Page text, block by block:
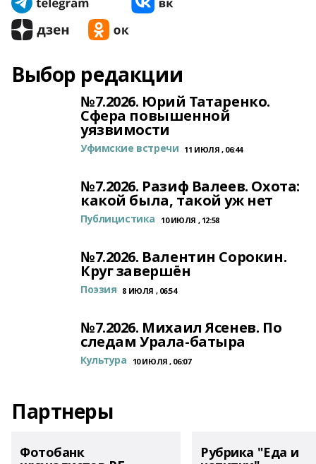
Выбор редакции
№7.2026. Юрий Татаренко.
Сфера повышенной
уязвимости
Уфимские встречи 11 ИЮЛЯ , 06:44
№7.2026. Разиф Валеев. Охота:
какой была, такой уж нет
Публицистика 10 ИЮЛЯ , 12:58
№7.2026. Валентин Сорокин.
Круг завершён
Поэзия 8 ИЮЛЯ , 06:54
№7.2026. Михаил Ясенев. По
следам Урала-батыра
Культура 10 ИЮЛЯ , 06:07
Партнеры
Фотобанк Рубрика "Еда и